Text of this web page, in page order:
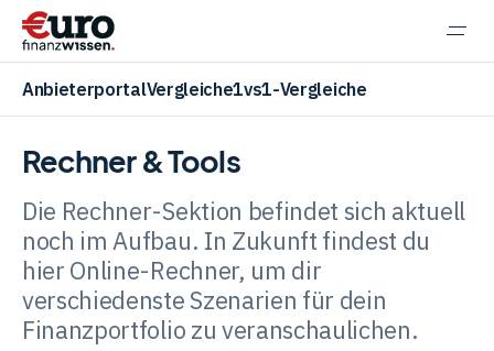
AnbieterportalVergleiche1vs1-Vergleiche
Aktien
ETF
Rechner & Tools
Die Rechner-Sektion befindet sich aktuell
noch im Aufbau. In Zukunft findest du
hier Online-Rechner, um dir
verschiedenste Szenarien für dein
Finanzportfolio zu veranschaulichen.